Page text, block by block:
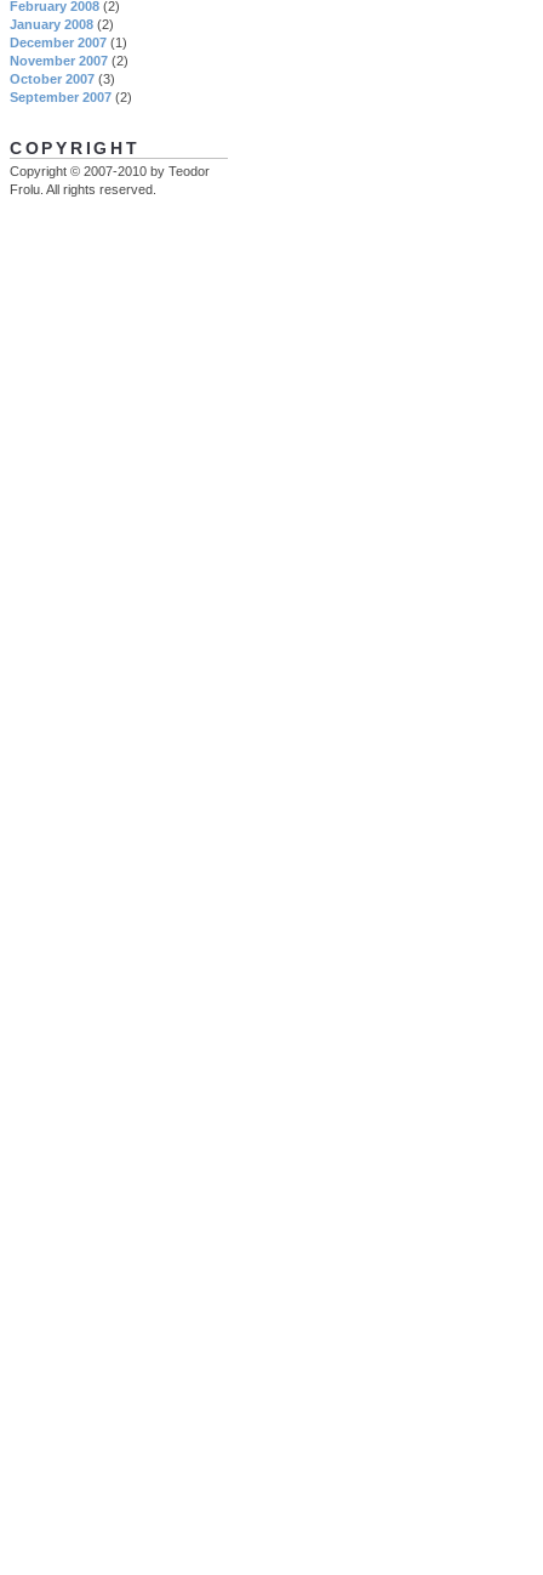
February 2008 (2)
January 2008 (2)
December 2007 (1)
November 2007 (2)
October 2007 (3)
September 2007 (2)
COPYRIGHT
Copyright © 2007-2010 by Teodor
Frolu. All rights reserved.